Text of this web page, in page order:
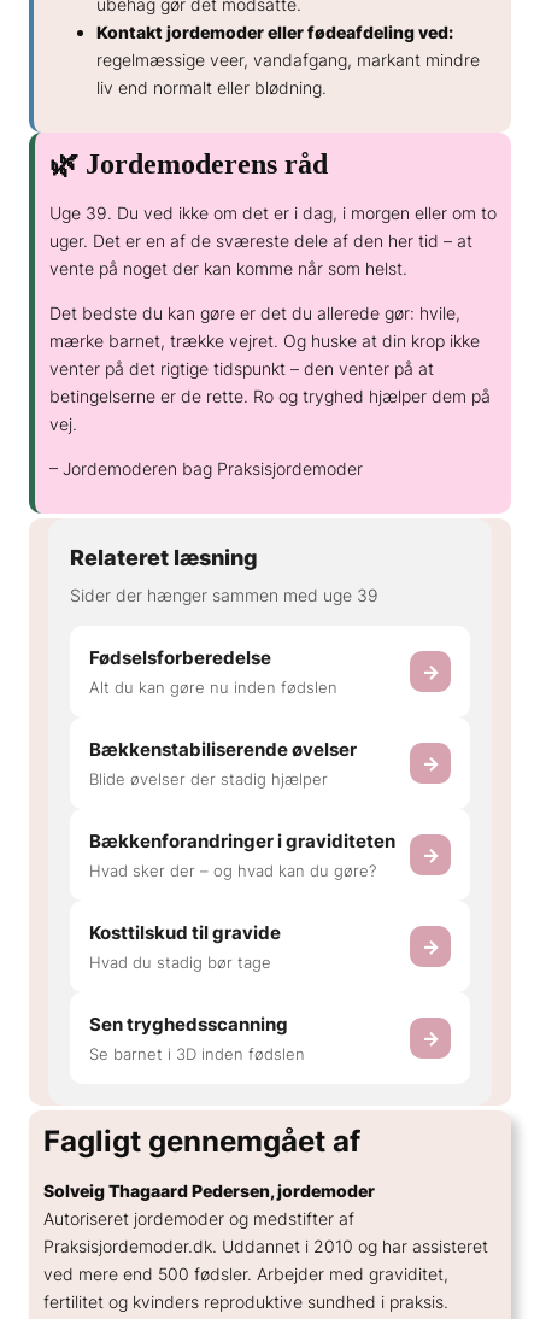
ubehag gør det modsatte.
Kontakt jordemoder eller fødeafdeling ved:
regelmæssige veer, vandafgang, markant mindre
liv end normalt eller blødning.
🌿 Jordemoderens råd
Uge 39. Du ved ikke om det er i dag, i morgen eller om to
uger. Det er en af de sværeste dele af den her tid – at
vente på noget der kan komme når som helst.
Det bedste du kan gøre er det du allerede gør: hvile,
mærke barnet, trække vejret. Og huske at din krop ikke
venter på det rigtige tidspunkt – den venter på at
betingelserne er de rette. Ro og tryghed hjælper dem på
vej.
– Jordemoderen bag Praksisjordemoder
Relateret læsning
Sider der hænger sammen med uge 39
Fødselsforberedelse
Alt du kan gøre nu inden fødslen
→
Bækkenstabiliserende øvelser
Blide øvelser der stadig hjælper
→
Bækkenforandringer i graviditeten
Hvad sker der – og hvad kan du gøre?
→
Kosttilskud til gravide
Hvad du stadig bør tage
→
Sen tryghedsscanning
Se barnet i 3D inden fødslen
→
Fagligt gennemgået af
Solveig Thagaard Pedersen, jordemoder
Autoriseret jordemoder og medstifter af
Praksisjordemoder.dk. Uddannet i 2010 og har assisteret
ved mere end 500 fødsler. Arbejder med graviditet,
fertilitet og kvinders reproduktive sundhed i praksis.